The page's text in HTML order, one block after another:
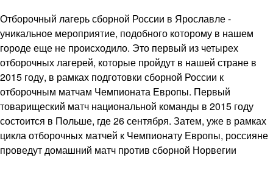
Отборочный лагерь сборной России в Ярославле ­
уникальное мероприятие, подобного которому в нашем
городе еще не происходило. Это первый из четырех
отборочных лагерей, которые пройдут в нашей стране в
2015 году, в рамках подготовки сборной России к
отборочным матчам Чемпионата Европы. Первый
товарищеский матч национальной команды в 2015 году
состоится в Польше, где 26 сентября. Затем, уже в рамках
цикла отборочных матчей к Чемпионату Европы, россияне
проведут домашний матч против сборной Норвегии